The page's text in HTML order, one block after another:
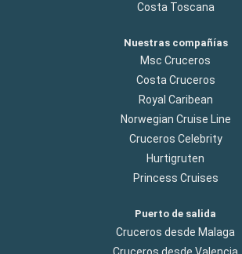
Costa Toscana
Nuestras compañías
Msc Cruceros
Costa Cruceros
Royal Caribean
Norwegian Cruise Line
Cruceros Celebrity
Hurtigruten
Princess Cruises
Puerto de salida
Cruceros desde Malaga
Cruceros desde Valencia